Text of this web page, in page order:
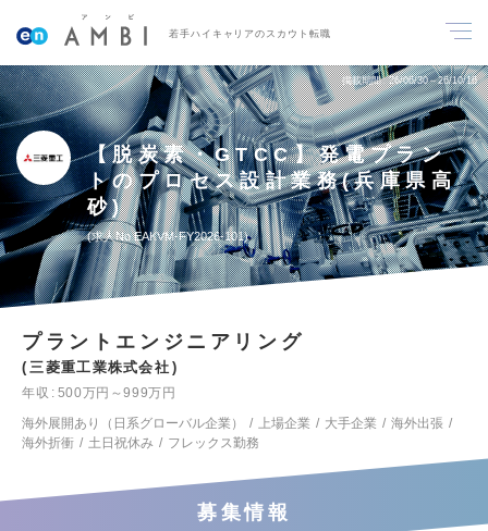
若手ハイキャリアのスカウト転職
掲載期間 26/06/30～26/10/16
【脱炭素・GTCC】発電プラン
トのプロセス設計業務(兵庫県高
砂)
求人No.EAKVM-FY2026-101
プラントエンジニアリング
三菱重工業株式会社
年収
500万円～999万円
海外展開あり（日系グローバル企業）
上場企業 大手企業
海外出張
海外折衝
土日祝休み フレックス勤務
募集情報